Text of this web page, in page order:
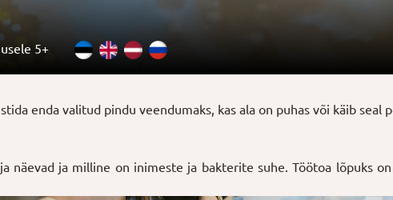
5+
enda valitud pindu veendumaks, kas ala on puhas või käib seal
näevad ja milline on inimeste ja bakterite suhe. Töötoa lõpuks